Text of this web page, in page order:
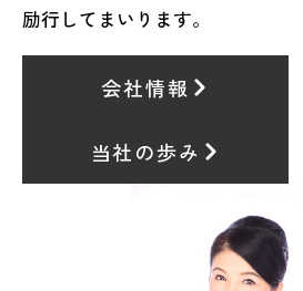
励行してまいります。
会社情報
当社の歩み